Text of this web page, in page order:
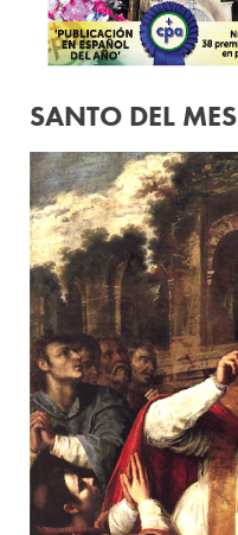
SANTO DEL MES